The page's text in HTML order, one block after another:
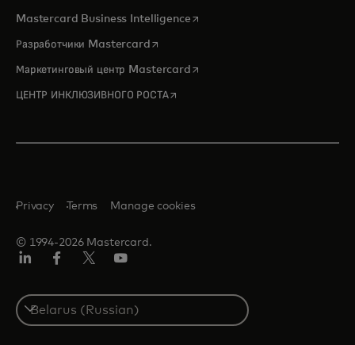
Mastercard Business Intelligenceopens in a new tab
Разработчики Mastercardopens in a new tab
Маркетинговый центр Mastercardopens in a new tab
ЦЕНТР ИНКЛЮЗИВНОГО РОСТАopens in a new tab
© 1994-2026 Mastercard.
Privacy Terms Manage cookies
Select
a
country
Twitter)